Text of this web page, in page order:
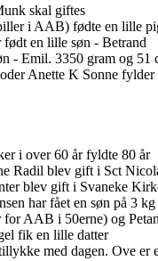
skal giftes
i AAB) fødte en lille
en lille søn - Betrand
- Emil. 3350 gram og 51
Anette K Sonne fylder
i over 60 år fyldte 80 år
Radil blev gift i Sct
blev gift i Svaneke
har fået en søn på 3
AAB i 50erne) og
fik en lille datter
med dagen. Ove